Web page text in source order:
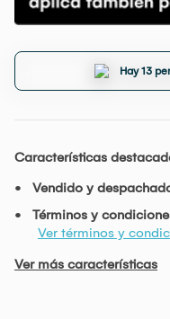
Hay 13
Características
Vendido y
Términos y
Ver términos y
Ver más características